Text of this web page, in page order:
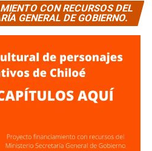
CON RECURSOS DEL
GENERAL DE GOBIERNO.